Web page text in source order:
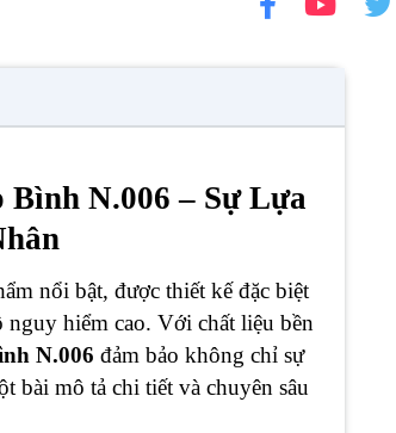
N.006 – Sự Lựa
nổi bật, được thiết kế đặc biệt
hiểm cao. Với chất liệu bền
N.006 đảm bảo không chỉ sự
bài mô tả chi tiết và chuyên sâu